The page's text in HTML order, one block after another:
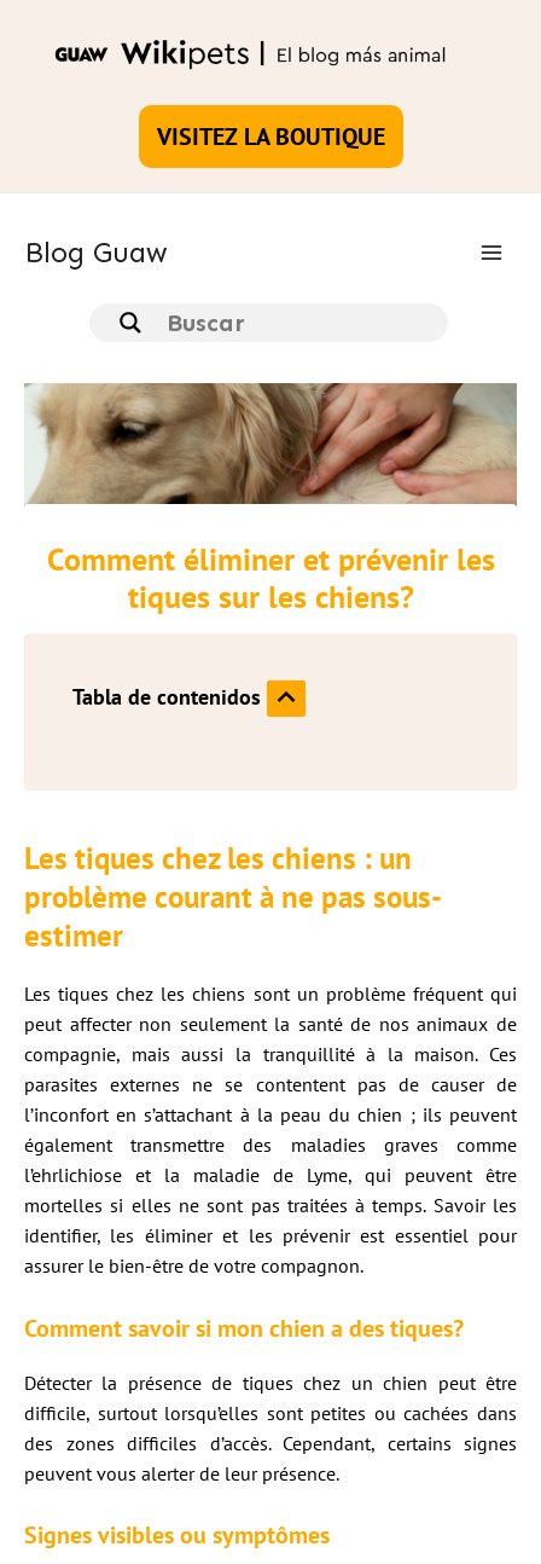
VISITEZ LA BOUTIQUE
Blog Guaw
Comment éliminer et prévenir les
tiques sur les chiens?
Tabla de contenidos
Les tiques chez les chiens : un
problème courant à ne pas sous-
estimer
Les tiques chez les chiens sont un problème fréquent qui
peut affecter non seulement la santé de nos animaux de
compagnie, mais aussi la tranquillité à la maison. Ces
parasites externes ne se contentent pas de causer de
l’inconfort en s’attachant à la peau du chien ; ils peuvent
également transmettre des maladies graves comme
l’ehrlichiose et la maladie de Lyme, qui peuvent être
mortelles si elles ne sont pas traitées à temps. Savoir les
identifier, les éliminer et les prévenir est essentiel pour
assurer le bien-être de votre compagnon.
Comment savoir si mon chien a des tiques?
Détecter la présence de tiques chez un chien peut être
difficile, surtout lorsqu’elles sont petites ou cachées dans
des zones difficiles d’accès. Cependant, certains signes
peuvent vous alerter de leur présence.
Signes visibles ou symptômes